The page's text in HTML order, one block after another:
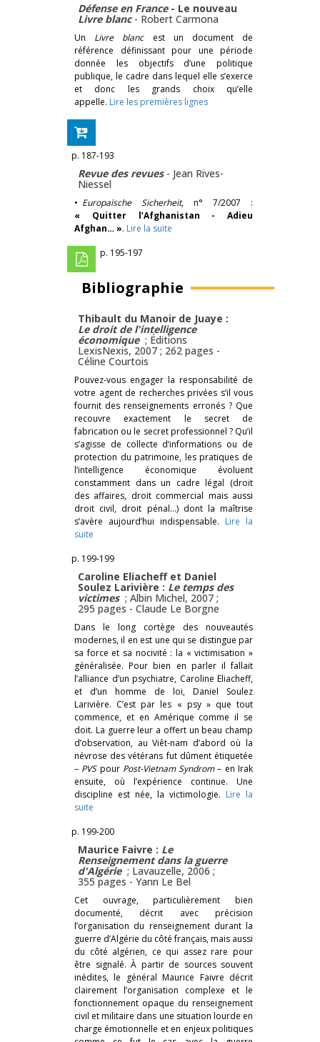
Défense en France- Le nouveau
Livre blanc - Robert Carmona
Un Livre blancest un document de
référence définissant pour une période
donnée les objectifs d’une politique
publique, le cadre dans lequel elle s’exerce
et donc les grands choix qu’elle
appelle. Lire les premières lignes
p. 187-193
Revue des revues - Jean Rives-
Niessel
• Europaïsche Sicherheit, n° 7/2007 :
« Quitter l’Afghanistan - Adieu
Afghan… ». Lire la suite
p. 195-197
Bibliographie
Thibault du Manoir de Juaye :
Le droit de l'intelligence
économique ; Éditions
LexisNexis, 2007 ; 262 pages -
Céline Courtois
Pouvez-vous engager la responsabilité de
votre agent de recherches privées s’il vous
fournit des renseignements erronés ? Que
recouvre exactement le secret de
fabrication ou le secret professionnel ? Qu’il
s’agisse de collecte d’informations ou de
protection du patrimoine, les pratiques de
l’intelligence économique évoluent
constamment dans un cadre légal (droit
des affaires, droit commercial mais aussi
droit civil, droit pénal…) dont la maîtrise
s’avère aujourd’hui indispensable. Lire la
suite
p. 199-199
Caroline Eliacheff et Daniel
Soulez Larivière : Le temps des
victimes ; Albin Michel, 2007 ;
295 pages - Claude Le Borgne
Dans le long cortège des nouveautés
modernes, il en est une qui se distingue par
sa force et sa nocivité : la « victimisation »
généralisée. Pour bien en parler il fallait
l’alliance d’un psychiatre, Caroline Eliacheff,
et d’un homme de loi, Daniel Soulez
Larivière. C’est par les « psy » que tout
commence, et en Amérique comme il se
doit. La guerre leur a offert un beau champ
d’observation, au Viêt-nam d’abord où la
névrose des vétérans fut dûment étiquetée
– PVS pour Post-Vietnam Syndrom– en Irak
ensuite, où l’expérience continue. Une
discipline est née, la victimologie. Lire la
suite
p. 199-200
Maurice Faivre : Le
Renseignement dans la guerre
d'Algérie ; Lavauzelle, 2006 ;
355 pages - Yann Le Bel
Cet ouvrage, particulièrement bien
documenté, décrit avec précision
l’organisation du renseignement durant la
guerre d’Algérie du côté français, mais aussi
du côté algérien, ce qui assez rare pour
être signalé. À partir de sources souvent
inédites, le général Maurice Faivre décrit
clairement l’organisation complexe et le
fonctionnement opaque du renseignement
civil et militaire dans une situation lourde en
charge émotionnelle et en enjeux politiques